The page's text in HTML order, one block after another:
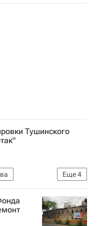
Тушинского
Еще4